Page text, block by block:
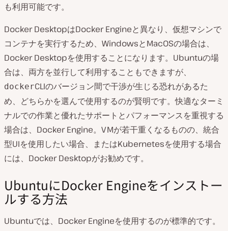
も利用可能です。
Docker DesktopはDocker Engineと異なり、仮想マシンで
コンテナを実行するため、WindowsとMacOSの場合は、
Docker Desktopを使用することになります。Ubuntuの場
合は、両方を並行して利用することもできますが、
dockerCLIのバージョン間で干渉が生じる恐れがあるた
め、どちらかを選んで使用するのが賢明です。快適なターミ
ナルでの作業と優れたサポートとパフォーマンスを重視する
場合は、Docker Engine。VMが若干重くなるものの、統合
型UIを使用したい場合、またはKubernetesを使用する場合
には、Docker Desktopがお勧めです。
UbuntuにDocker Engineをインストー
ルする方法
Ubuntuでは、Docker Engineを使用するのが標準的です。